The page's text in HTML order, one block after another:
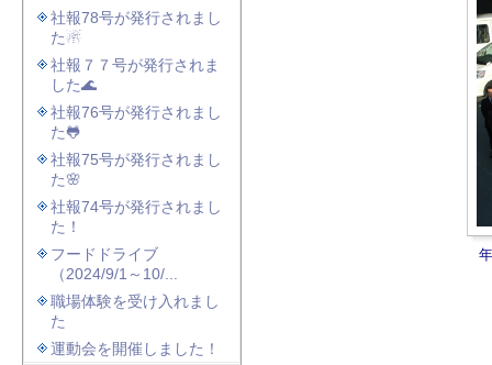
社報78号が発行されまし
た☃
社報７７号が発行されま
した🌊
社報76号が発行されまし
た🐸
社報75号が発行されまし
た🌸
社報74号が発行されまし
た！
フードドライブ
（2024/9/1～10/...
職場体験を受け入れまし
た
運動会を開催しました！